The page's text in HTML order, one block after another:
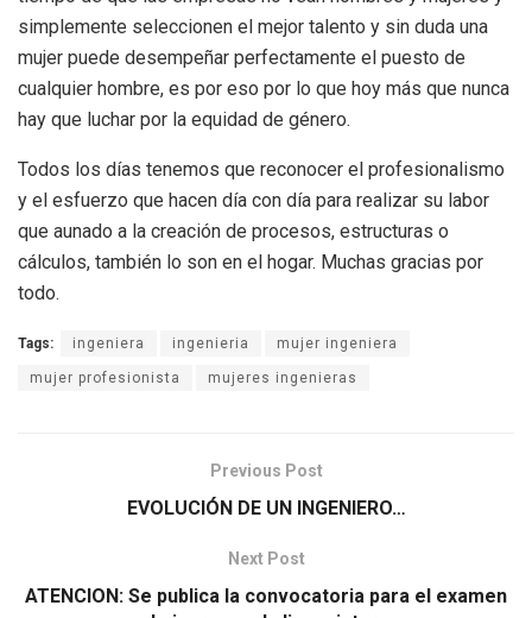
simplemente seleccionen el mejor talento y sin duda una
mujer puede desempeñar perfectamente el puesto de
cualquier hombre, es por eso por lo que hoy más que nunca
hay que luchar por la equidad de género.
Todos los días tenemos que reconocer el profesionalismo
y el esfuerzo que hacen día con día para realizar su labor
que aunado a la creación de procesos, estructuras o
cálculos, también lo son en el hogar. Muchas gracias por
todo.
Tags: ingeniera ingenieria mujer ingeniera
mujer profesionista mujeres ingenieras
Previous Post
EVOLUCIÓN DE UN INGENIERO…
Next Post
ATENCION: Se publica la convocatoria para el examen